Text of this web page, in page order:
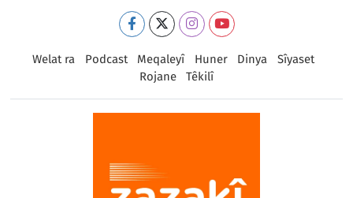
Welat ra Podcast Meqaleyî Huner Dinya
Sîyaset
Rojane
Têkilî